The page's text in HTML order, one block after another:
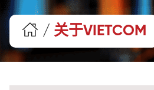
/ 关于VIETCOM